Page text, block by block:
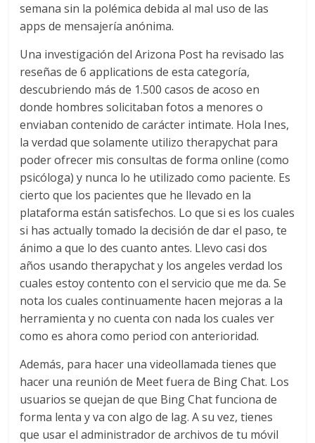
semana sin la polémica debida al mal uso de las
apps de mensajería anónima.
Una investigación del Arizona Post ha revisado las
reseñas de 6 applications de esta categoría,
descubriendo más de 1.500 casos de acoso en
donde hombres solicitaban fotos a menores o
enviaban contenido de carácter intimate. Hola Ines,
la verdad que solamente utilizo therapychat para
poder ofrecer mis consultas de forma online (como
psicóloga) y nunca lo he utilizado como paciente. Es
cierto que los pacientes que he llevado en la
plataforma están satisfechos. Lo que si es los cuales
si has actually tomado la decisión de dar el paso, te
ánimo a que lo des cuanto antes. Llevo casi dos
años usando therapychat y los angeles verdad los
cuales estoy contento con el servicio que me da. Se
nota los cuales continuamente hacen mejoras a la
herramienta y no cuenta con nada los cuales ver
como es ahora como period con anterioridad.
Además, para hacer una videollamada tienes que
hacer una reunión de Meet fuera de Bing Chat. Los
usuarios se quejan de que Bing Chat funciona de
forma lenta y va con algo de lag. A su vez, tienes
que usar el administrador de archivos de tu móvil